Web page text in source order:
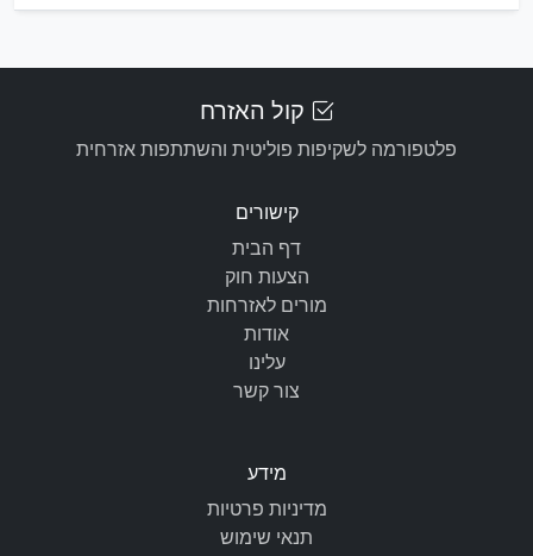
קול האזרח
פלטפורמה לשקיפות פוליטית והשתתפות אזרחית
קישורים
דף הבית
הצעות חוק
מורים לאזרחות
אודות
עלינו
צור קשר
מידע
מדיניות פרטיות
תנאי שימוש